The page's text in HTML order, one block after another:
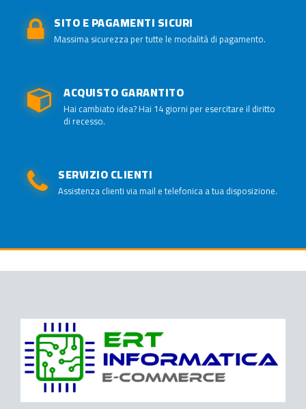
SITO E PAGAMENTI SICURI
Massima sicurezza per tutte le modalità di pagamento.
ACQUISTO GARANTITO
Hai cambiato idea? Hai 14 giorni per esercitare il diritto
di recesso.
SERVIZIO CLIENTI
Assistenza clienti via mail e telefonica a tua disposizione.